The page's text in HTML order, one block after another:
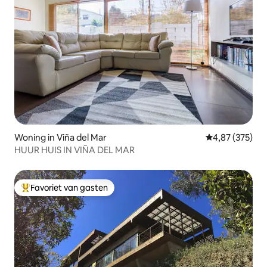
Woning in Viña del Mar Gemiddelde
4,87 (375)
HUUR HUIS IN VIÑA DEL MAR
Topfavoriet van gasten
Favoriet van gasten